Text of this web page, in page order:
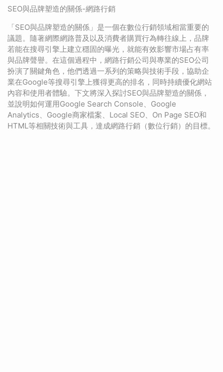
SEO與品牌塑造的關係-網路行銷
「SEO與品牌塑造的關係」是一個在數位行銷領域相當重要的
議題。隨著網際網路普及以及消費者購買行為轉往線上，品牌
若能在搜尋引擎上建立穩固的曝光，就能有效影響市場占有率
與品牌聲譽。在這個過程中，網路行銷公司與專業的SEO公司
扮演了關鍵角色，他們透過一系列的策略與技術手段，協助企
業在Google等搜尋引擎上獲得更高的排名，同時持續優化網站
內容和使用者體驗。下文將深入探討SEO與品牌塑造的關係，
並說明如何運用Google Search Console、Google
Analytics、Google商家檔案、Local SEO、On Page SEO和
HTML等相關技術與工具，達成網路行銷（數位行銷）的目標。